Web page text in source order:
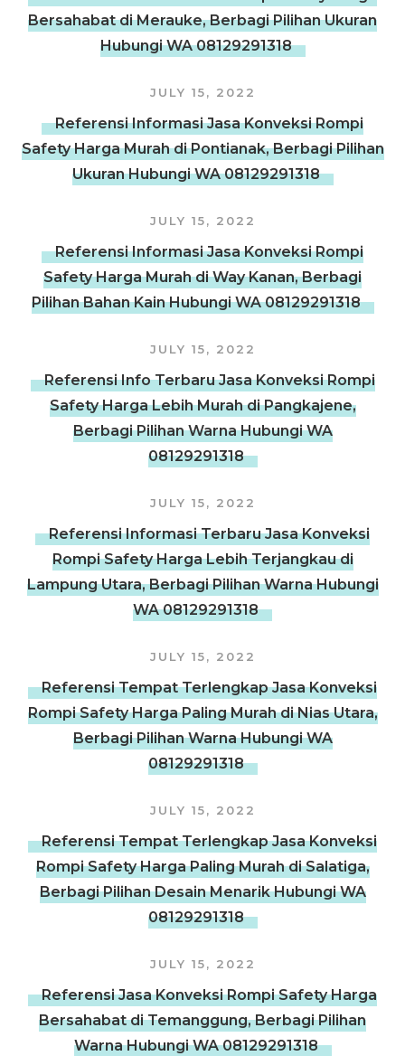
Bersahabat di Merauke, Berbagi Pilihan Ukuran
Hubungi WA 08129291318
JULY 15, 2022
Referensi Informasi Jasa Konveksi Rompi
Safety Harga Murah di Pontianak, Berbagi Pilihan
Ukuran Hubungi WA 08129291318
JULY 15, 2022
Referensi Informasi Jasa Konveksi Rompi
Safety Harga Murah di Way Kanan, Berbagi
Pilihan Bahan Kain Hubungi WA 08129291318
JULY 15, 2022
Referensi Info Terbaru Jasa Konveksi Rompi
Safety Harga Lebih Murah di Pangkajene,
Berbagi Pilihan Warna Hubungi WA
08129291318
JULY 15, 2022
Referensi Informasi Terbaru Jasa Konveksi
Rompi Safety Harga Lebih Terjangkau di
Lampung Utara, Berbagi Pilihan Warna Hubungi
WA 08129291318
JULY 15, 2022
Referensi Tempat Terlengkap Jasa Konveksi
Rompi Safety Harga Paling Murah di Nias Utara,
Berbagi Pilihan Warna Hubungi WA
08129291318
JULY 15, 2022
Referensi Tempat Terlengkap Jasa Konveksi
Rompi Safety Harga Paling Murah di Salatiga,
Berbagi Pilihan Desain Menarik Hubungi WA
08129291318
JULY 15, 2022
Referensi Jasa Konveksi Rompi Safety Harga
Bersahabat di Temanggung, Berbagi Pilihan
Warna Hubungi WA 08129291318